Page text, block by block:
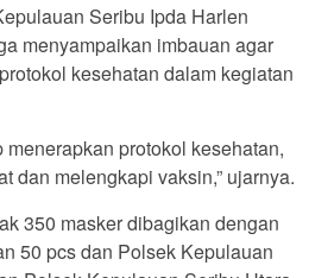
Seribu Ipda Harlen
menyampaikan imbauan agar
kesehatan dalam kegiatan
menerapkan protokol kesehatan,
dan melengkapi vaksin,” ujarnya.
350 masker dibagikan dengan
50 pcs dan Polsek Kepulauan